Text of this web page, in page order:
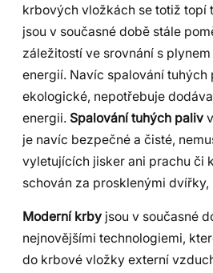
krbových vložkách se totiž topí
jsou v současné době stále
záležitostí ve srovnání s
energií. Navíc spalování tuhých
ekologické, nepotřebuje
energii. Spalování tuhých paliv
je navíc bezpečné a čisté,
vyletujících jisker ani prachu či
schován za prosklenými
Moderní krby jsou v současné
nejnovějšími technologiemi,
do krbové vložky externí